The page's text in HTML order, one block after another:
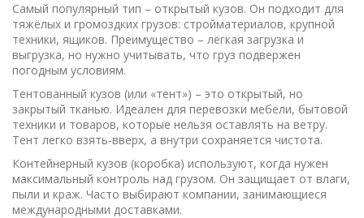
Самый популярный тип – открытый кузов. Он подходит для
тяжёлых и громоздких грузов: стройматериалов, крупной
техники, ящиков. Преимущество – лёгкая загрузка и
выгрузка, но нужно учитывать, что груз подвержен
погодным условиям.
Тентованный кузов (или «тент») – это открытый, но
закрытый тканью. Идеален для перевозки мебели, бытовой
техники и товаров, которые нельзя оставлять на ветру.
Тент легко взять‑вверх, а внутри сохраняется чистота.
Контейнерный кузов (коробка) используют, когда нужен
максимальный контроль над грузом. Он защищает от влаги,
пыли и краж. Часто выбирают компании, занимающиеся
международными доставками.